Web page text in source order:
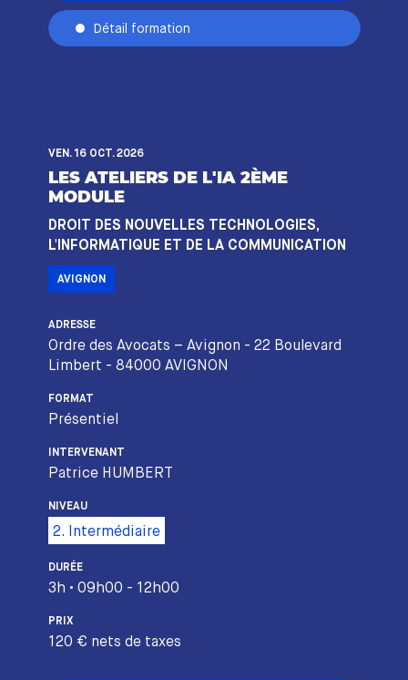
Détail formation
VEN. 16 OCT. 2026
LES ATELIERS DE L'IA 2ÈME
MODULE
DROIT DES NOUVELLES TECHNOLOGIES,
L'INFORMATIQUE ET DE LA COMMUNICATION
AVIGNON
ADRESSE
Ordre des Avocats – Avignon - 22 Boulevard
Limbert - 84000 AVIGNON
FORMAT
Présentiel
INTERVENANT
Patrice HUMBERT
NIVEAU
2. Intermédiaire
DURÉE
3h • 09h00 - 12h00
PRIX
120 € nets de taxes